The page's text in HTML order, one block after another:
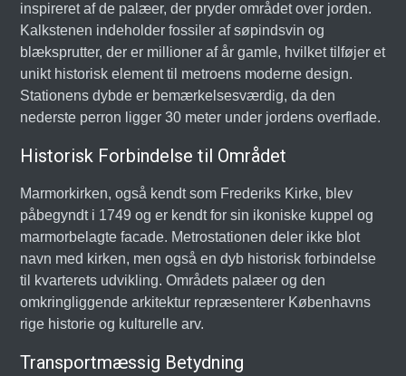
inspireret af de palæer, der pryder området over jorden.
Kalkstenen indeholder fossiler af søpindsvin og
blæksprutter, der er millioner af år gamle, hvilket tilføjer et
unikt historisk element til metroens moderne design.
Stationens dybde er bemærkelsesværdig, da den
nederste perron ligger 30 meter under jordens overflade.
Historisk Forbindelse til Området
Marmorkirken, også kendt som Frederiks Kirke, blev
påbegyndt i 1749 og er kendt for sin ikoniske kuppel og
marmorbelagte facade. Metrostationen deler ikke blot
navn med kirken, men også en dyb historisk forbindelse
til kvarterets udvikling. Områdets palæer og den
omkringliggende arkitektur repræsenterer Københavns
rige historie og kulturelle arv.
Transportmæssig Betydning